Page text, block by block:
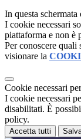
In questa
I cookie necessari
piattaforma e non è
Per conoscere quali
visionare la
Cookie necessari
I cookie necessari
disabilitati. È
policy.
Accetta tutti